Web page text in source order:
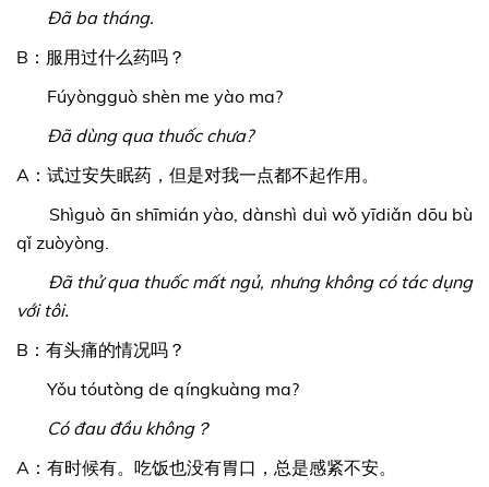
Đã ba tháng.
B：服用过什么药吗？
Fúyòngguò shèn me yào ma?
Đã dùng qua thuốc chưa?
A：试过安失眠药，但是对我一点都不起作用。
Shìguò ān shīmián yào, dànshì duì wǒ yīdiǎn dōu bù
qǐ zuòyòng.
Đã thử qua thuốc mất ngủ, nhưng không có tác dụng
với tôi.
B：有头痛的情况吗？
Yǒu tóutòng de qíngkuàng ma?
Có đau đầu không？
A：有时候有。吃饭也没有胃口，总是感紧不安。